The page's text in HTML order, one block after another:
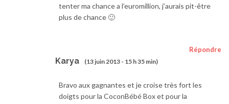
tenter ma chance a l’euromillion, j’aurais pit-être
plus de chance 🙂
Karya (13 juin 2013 - 15 h 35 min)
Répondre
Bravo aux gagnantes et je croise très fort les
doigts pour la CoconBébé Box et pour la